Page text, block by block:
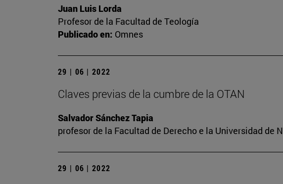
Juan Luis Lorda
Profesor de la Facultad de Teología
Publicado en: Omnes
29 | 06 | 2022
Claves previas de la cumbre de la OTAN
Salvador Sánchez Tapia
profesor de la Facultad de Derecho e la Universidad de
29 | 06 | 2022